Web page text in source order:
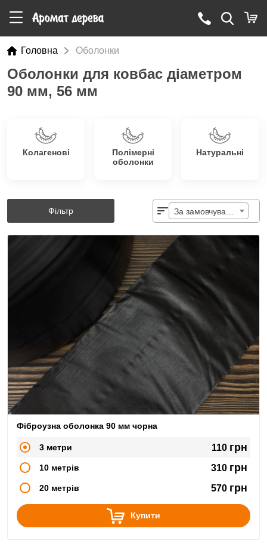
Головна Оболонки
Оболонки для ковбас діаметром
90 мм, 56 мм
Колагенові
Полімерні
оболонки
Натуральні
Фільтр
Фіброузна оболонка 90 мм чорна
3 метри 110 грн
10 метрів 310 грн
20 метрів 570 грн
Купити